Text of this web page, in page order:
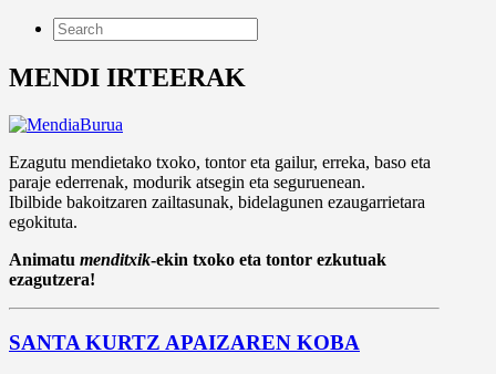
MENDI IRTEERAK
Ezagutu mendietako txoko, tontor eta gailur, erreka, baso eta
paraje ederrenak, modurik atsegin eta seguruenean.
Ibilbide bakoitzaren zailtasunak, bidelagunen ezaugarrietara
egokituta.
Animatu menditxik-ekin txoko eta tontor ezkutuak
ezagutzera!
SANTA KURTZ APAIZAREN KOBA